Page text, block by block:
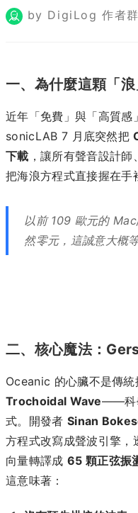
by DigiLog 作者群
一、為什麼這顆「浪
近年「免費」與「高質感
sonicLAB 7 月底突然把
下載 ，讓所有聲音設計
把海浪方程式直接握在手
以前 109 歐元的
然零元，這誠意大概
二、核心魔法：
Oceanic 的心臟不是傳
Trochoidal Wave——科
式。開發者 Sinan
方程式改寫成聲波引擎，
向量轉譯成 65 顆正弦振
這意味著：